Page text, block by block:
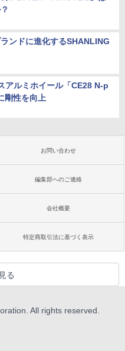
ンドに進化するSHANLING
アルミホイール「CE28 N-p
剛性を向上
お問い合わせ
編集部へのご連絡
会社概要
特定商取引法に基づく表示
る
All rights reserved.